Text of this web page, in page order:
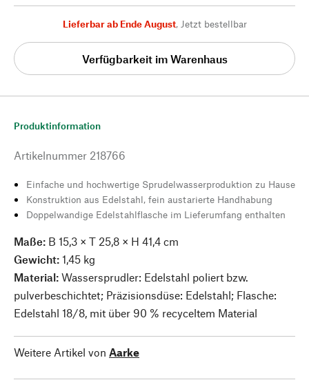
Lieferbar ab Ende August, Jetzt bestellbar
Verfügbarkeit im Warenhaus
Produktinformation
Artikelnummer 218766
Einfache und hochwertige Sprudelwasserproduktion zu Hause
Konstruktion aus Edelstahl, fein austarierte Handhabung
Doppelwandige Edelstahlflasche im Lieferumfang enthalten
Maße: B 15,3 × T 25,8 × H 41,4 cm
Gewicht: 1,45 kg
Material: Wassersprudler: Edelstahl poliert bzw.
pulverbeschichtet; Präzisionsdüse: Edelstahl; Flasche:
Edelstahl 18/8, mit über 90 % recyceltem Material
Weitere Artikel von Aarke